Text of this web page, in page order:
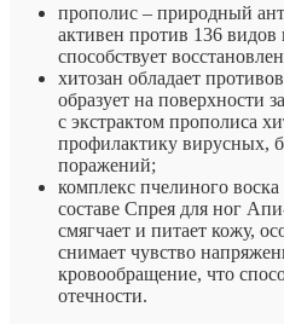
прополис – природный
активен против 136 видов
способствует
хитозан обладает
образует на поверхности
с экстрактом прополиса
профилактику вирусных,
поражений;
комплекс пчелиного
составе Спрея для ног
смягчает и питает кожу,
снимает чувство
кровообращение, что
отечности.